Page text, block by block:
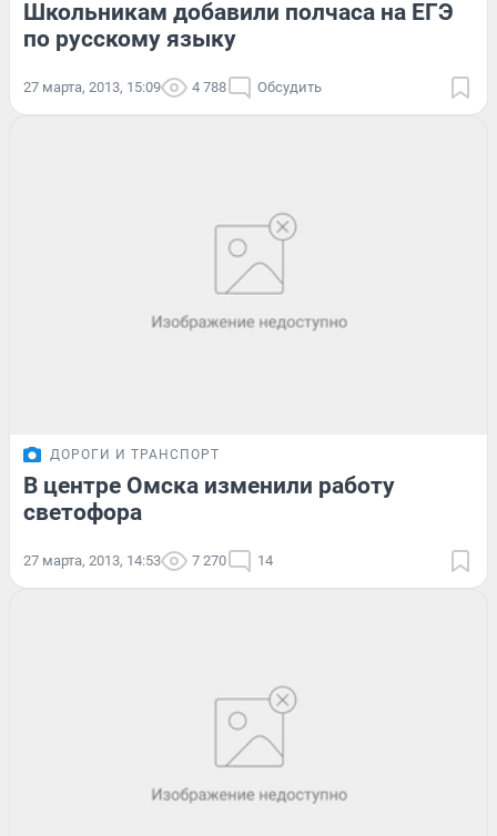
Школьникам добавили полчаса на ЕГЭ
по русскому языку
27 марта, 2013, 15:09 4 788 Обсудить
ДОРОГИ И ТРАНСПОРТ
В центре Омска изменили работу
светофора
27 марта, 2013, 14:53 7 270 14